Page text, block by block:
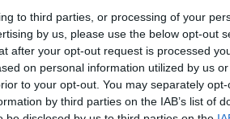
to third parties, or processing of your
by us, please use the below opt-out
after your opt-out request is processed
on personal information utilized by us
to your opt-out. You may separately
by third parties on the IAB’s list of
Sie alle